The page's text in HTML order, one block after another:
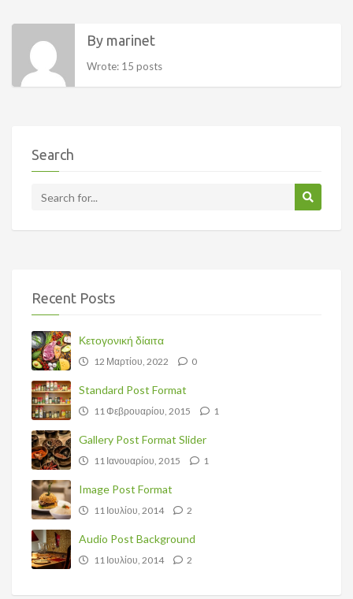
By marinet
Wrote: 15 posts
Search
Recent Posts
Κετογονική δίαιτα
12 Μαρτίου, 2022 0
Standard Post Format
11 Φεβρουαρίου, 2015 1
Gallery Post Format Slider
11 Ιανουαρίου, 2015 1
Image Post Format
11 Ιουλίου, 2014 2
Audio Post Background
11 Ιουλίου, 2014 2